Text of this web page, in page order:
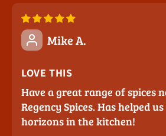
Mike A.
LOVE THIS
Have a great range of spices
Regency Spices. Has helped
horizons in the kitchen!